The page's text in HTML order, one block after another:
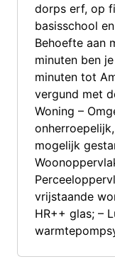
dorps erf, op
basisschool
Behoefte aan
minuten ben
minuten tot
vergund met
Woning –
mogelijk
vrijstaande
HR++ glas; –